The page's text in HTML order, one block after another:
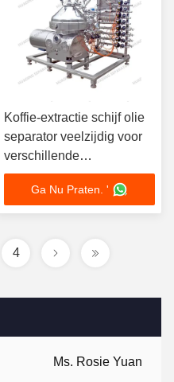
Ms. Rosie Yuan
Koffie-extractie schijf olie
separator veelzijdig voor
verschillende
brouwmethoden Compact
ontwerp past bij elke
installatie
Ga Nu Praten. '
4